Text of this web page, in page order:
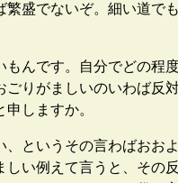
でないぞ。細い道で
んです。自分でどの程
りがましいのいわば反
しますか。
というその言わばおお
い例えて言うと、その